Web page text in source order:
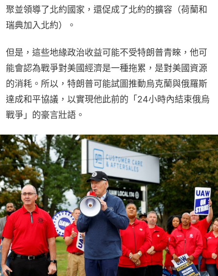
聚並領導了北約國家，還促成了北約的擴容（荷蘭和
瑞典加入北約）。
但是，這些地緣政治收益可能不受特朗普青睞，他可
能會認為戰爭對美國經濟是一種拖累，是對美國資源
的消耗。所以，特朗普可能試圖推動烏克蘭與俄羅斯
達成和平協議，以實現他此前的「24小時內結束俄烏
戰爭」的豪言壯語。